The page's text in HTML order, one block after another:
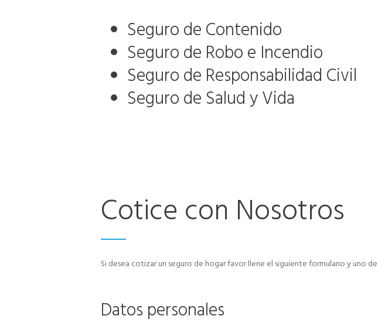
Seguro de Contenido
Seguro de Robo e Incendio
Seguro de Responsabilidad Civil
Seguro de Salud y Vida
Cotice con Nosotros
Si desea cotizar un seguro de hogar favor llene el siguiente formulario y uno
Datos personales